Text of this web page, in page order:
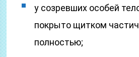
у созревших особей
покрыто щитком
полностью;